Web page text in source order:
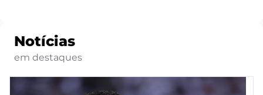
Notícias
em destaques